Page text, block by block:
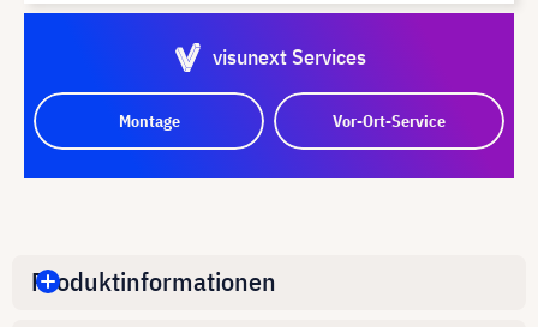
visunext Services
Montage Vor-Ort-Service
Produktinformationen